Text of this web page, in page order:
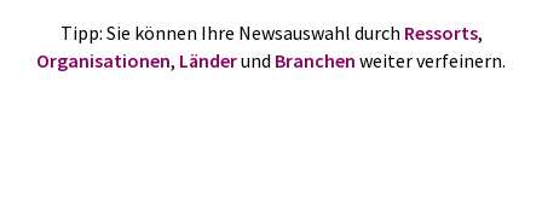
Tipp: Sie können Ihre Newsauswahl durch Ressorts,
Organisationen, Länderund Branchen weiter verfeinern.